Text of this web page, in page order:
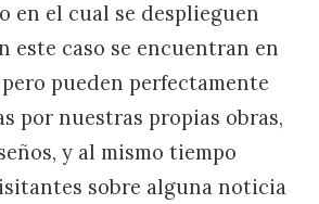
en el cual se desplieguen
este caso se encuentran en
pueden perfectamente
por nuestras propias obras,
y al mismo tiempo
sobre alguna noticia